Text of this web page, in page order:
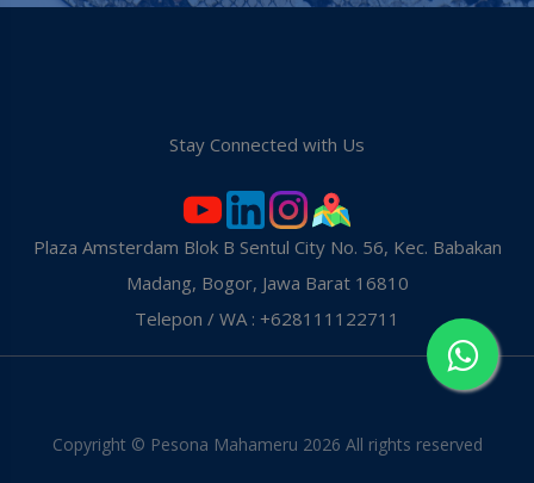
Stay Connected with Us
Plaza Amsterdam Blok B Sentul City No. 56, Kec. Babakan
Madang, Bogor, Jawa Barat 16810
Telepon / WA : +628111122711
Copyright © Pesona Mahameru 2026 All rights reserved